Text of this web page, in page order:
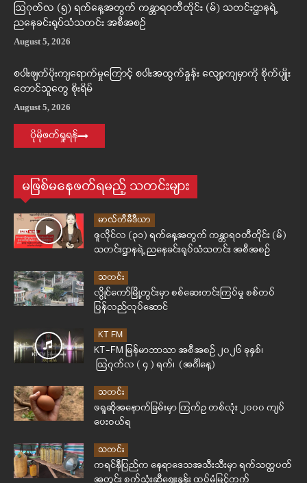
ဩဂုတ်လ (၅) ရက်နေ့အတွက် ကန္တာရဝတီတိုင်း (မ်) သတင်းဌာနရဲ့
ညနေခင်းရုပ်သံသတင်း အစီအစဉ်
August 5, 2026
စပါးဖျက်ပိုးကျရောက်မှုကြောင့် စပါးအထွက်နှုန်း လျော့ကျမှာကို စိုက်ပျိုး
တောင်သူတွေ စိုးရိမ်
August 5, 2026
ပိုမိုဖတ်ရှုရန်
မဖြစ်မနေဖတ်ရမည့် သတင်းများ
မာလ်တီမီဒီယာ
ဇူလိုင်လ (၃၁) ရက်နေ့အတွက် ကန္တာရဝတီတိုင်း (မ်)
သတင်းဌာနရဲ့ ညနေခင်းရုပ်သံသတင်း အစီအစဉ်
သတင်း
လွိုင်ကော်မြို့တွင်းမှာ စစ်ဆေးတင်းကြပ်မှု စစ်တပ်
ပြန်လည်လုပ်ဆောင်
KT FM
KT-FM မြန်မာဘာသာ အစီအစဉ် ၂၀၂၆ ခုနှစ်၊
ဩဂုတ်လ ( ၄ ) ရက်၊ (အင်္ဂါနေ့)
သတင်း
ဖရူဆိုအနောက်ခြမ်းမှာ ကြက်ဥ တစ်လုံး ၂၀၀၀ ကျပ်
ပေးဝယ်ရ
သတင်း
ကရင်နီပြည်က နေရာဒေသအသီးသီးမှာ ရက်သတ္တပတ်
အတွင်း စက်သုံးဆီဈေးနှုန်း ထပ်မံမြင့်တက်